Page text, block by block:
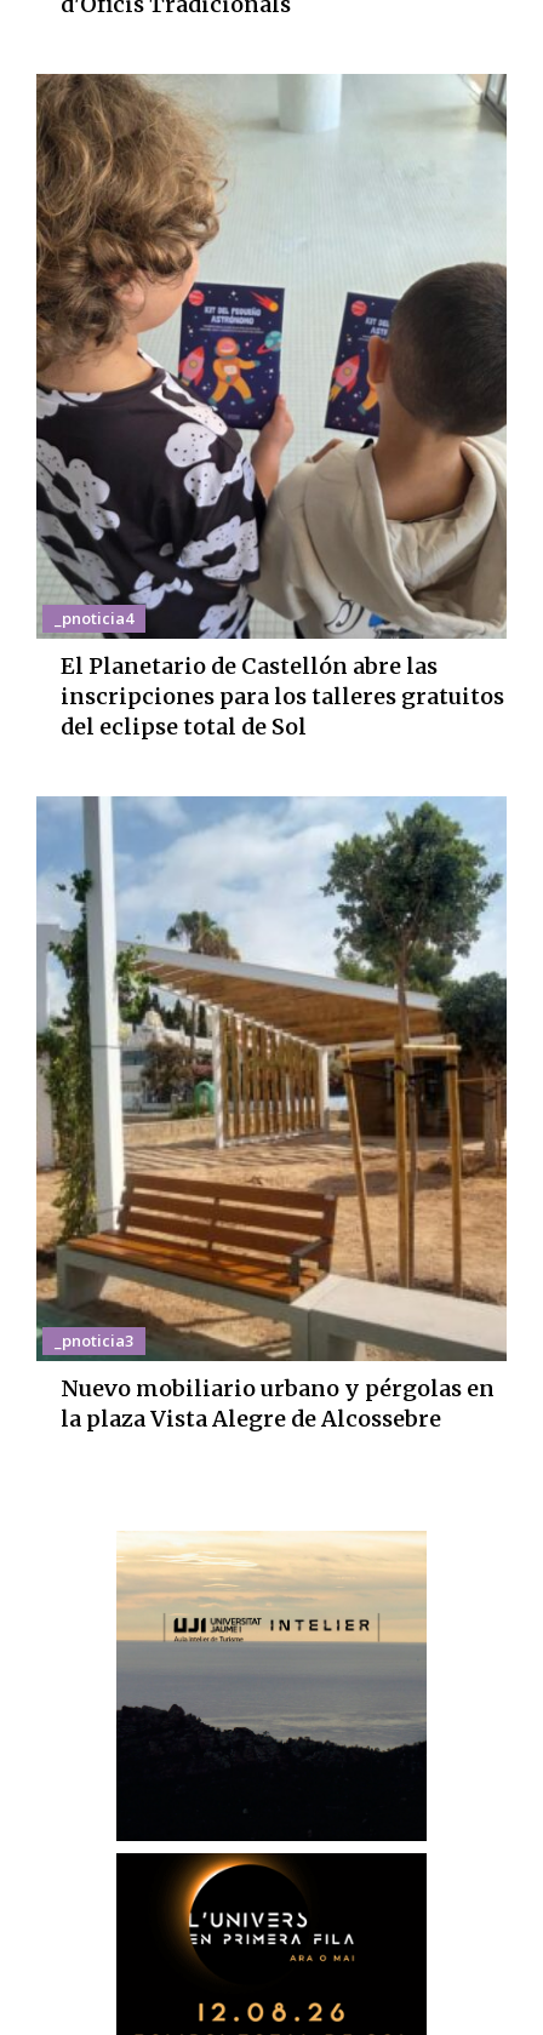
_pnoticia4
El Planetario de Castellón abre las
inscripciones para los talleres gratuitos
del eclipse total de Sol
_pnoticia3
Nuevo mobiliario urbano y pérgolas en
la plaza Vista Alegre de Alcossebre